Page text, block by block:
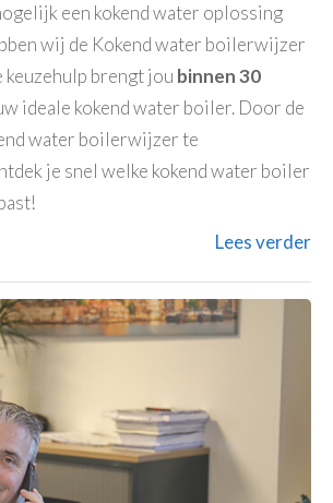
een kokend water oplossing
wij de Kokend water boilerwijzer
brengt jou binnen 30
ideale kokend water boiler. Door de
water boilerwijzer te
je snel welke kokend water boiler
Lees verder